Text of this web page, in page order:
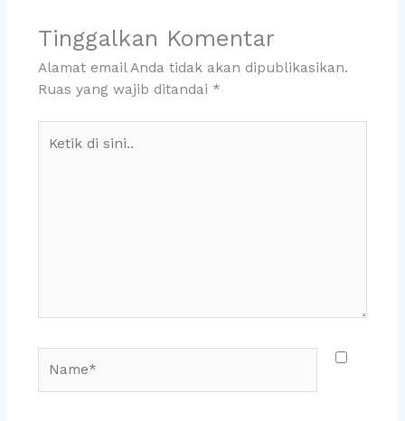
Tinggalkan Komentar
Alamat email Anda tidak akan dipublikasikan.
Ruas yang wajib ditandai *